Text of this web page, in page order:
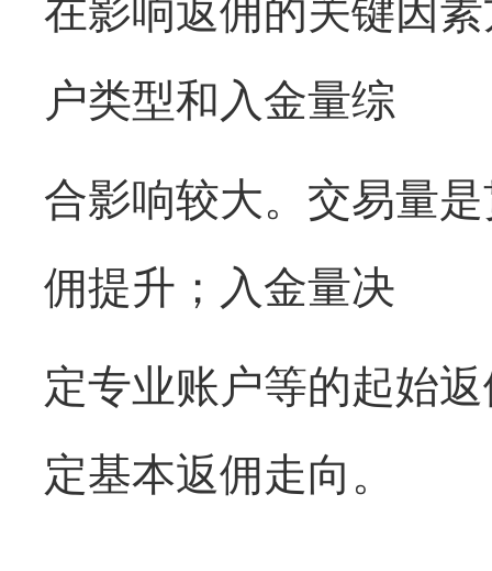
在影响返佣的关键因
户类型和入金量综
合影响较大。交易量
佣提升；入金量决
定专业账户等的起始
定基本返佣走向。